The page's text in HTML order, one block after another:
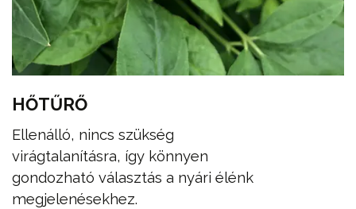
HŐTŰRŐ
Ellenálló, nincs szükség
virágtalanításra, így könnyen
gondozható választás a nyári élénk
megjelenésekhez.